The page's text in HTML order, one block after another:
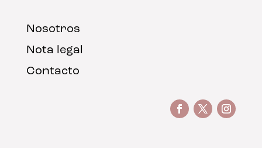
Nosotros
Nota legal
Contacto